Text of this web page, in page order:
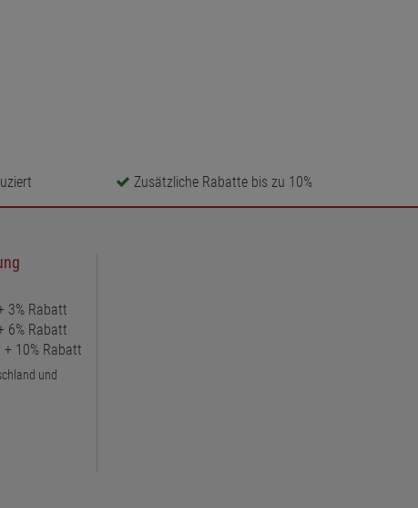
Zusätzliche Rabatte bis zu 10%
3% Rabatt
6% Rabatt
10% Rabatt
und